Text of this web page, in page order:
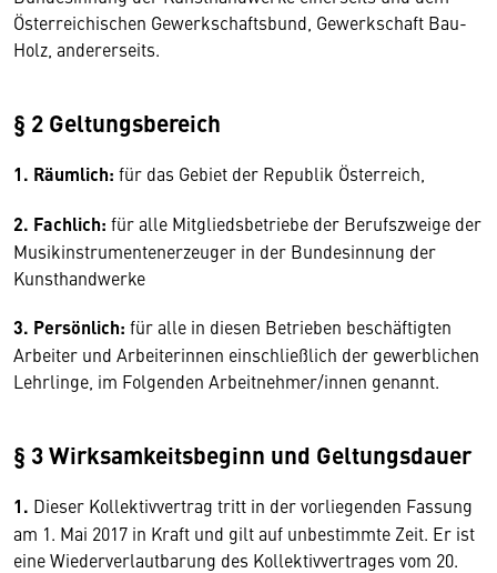
Österreichischen Gewerkschaftsbund, Gewerkschaft Bau-
Holz, andererseits.
§ 2 Geltungsbereich
1. Räumlich: für das Gebiet der Republik Österreich,
2. Fachlich: für alle Mitgliedsbetriebe der Berufszweige der
Musikinstrumentenerzeuger in der Bundesinnung der
Kunsthandwerke
3. Persönlich: für alle in diesen Betrieben beschäftigten
Arbeiter und Arbeiterinnen einschließlich der gewerblichen
Lehrlinge, im Folgenden Arbeitnehmer/innen genannt.
§ 3 Wirksamkeitsbeginn und Geltungsdauer
1. Dieser Kollektivvertrag tritt in der vorliegenden Fassung
am 1. Mai 2017 in Kraft und gilt auf unbestimmte Zeit. Er ist
eine Wiederverlautbarung des Kollektivvertrages vom 20.